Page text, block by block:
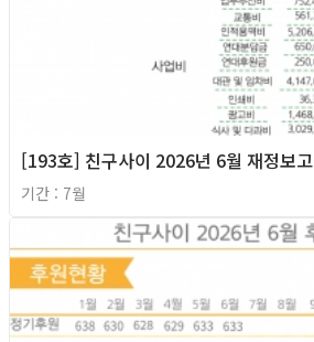
[193호] 친구사이 2026년 6월 재정보고
기간 : 7월